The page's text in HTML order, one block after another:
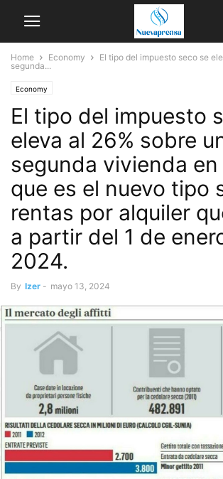
Home Economy
El tipo del impuesto seco se
segunda...
Economy
El tipo del impuesto
eleva al 26% sobre
segunda vivienda en
que es el nuevo tipo
rentas por alquiler
a partir del 1 de
2024.
By Izer - mayo 13, 2024